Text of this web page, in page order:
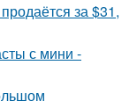
за $31,
с мини -